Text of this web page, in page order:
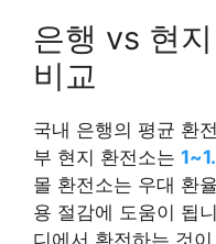
은행 vs 현
비교
국내 은행의 평균 환
부 현지 환전소는
몰 환전소는 우대 환
용 절감에 도움이 됩